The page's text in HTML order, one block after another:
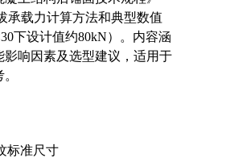
承载力计算方法和典型数值
下设计值约80kN）。内容涵
影响因素及选型建议，适用于
标准尺寸